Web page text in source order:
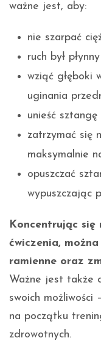
ważne jest, aby:
nie szarpać
ruch był
wziąć głęboki
uginania
unieść
zatrzymać się
maksymalnie
opuszczać
wypuszczając
Koncentrując się
ćwiczenia,
ramienne oraz
Ważne jest także
swoich możliwości
na początku
zdrowotnych.